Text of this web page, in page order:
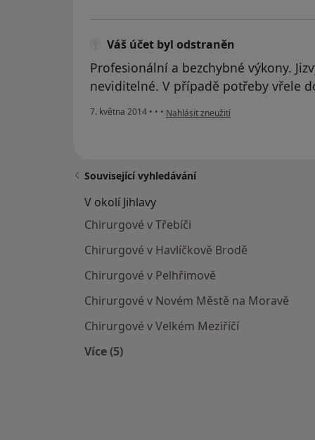
Váš účet byl odstraněn
Profesionální a bezchybné výkony.
neviditelné. V případě potřeby vřele
7. května 2014 • • • podle názoru uživatele Váš účet byl
Nahlásit zneužití
Související vyhledávání
V okolí Jihlavy
Chirurgové v Třebíči
Chirurgové v Havlíčkově Brodě
Chirurgové v Pelhřimově
Chirurgové v Novém Městě na Moravě
Chirurgové v Velkém Meziříčí
Více (5)